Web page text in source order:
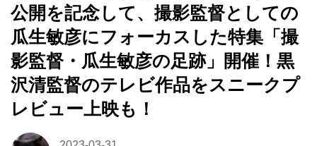
公開を記念して、撮影監督としての
瓜生敏彦にフォーカスした特集「撮
影監督・瓜生敏彦の足跡」開催！黒
沢清監督のテレビ作品をスニークプ
レビュー上映も！